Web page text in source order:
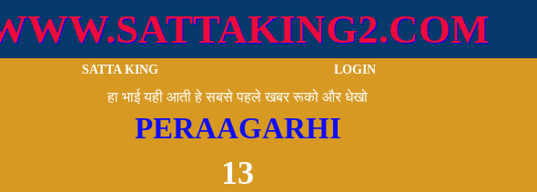
SATTA KING LOGIN
हा भाई यही आती हे सबसे पहले खबर रूको और धेखो
PERAAGARHI
13